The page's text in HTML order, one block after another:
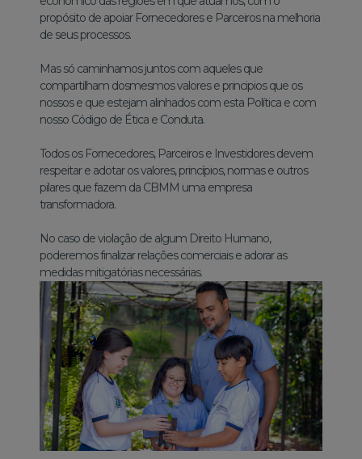
propósito de apoiar Fornecedores e Parceiros na melhoria
de seus processos.
Mas só caminhamos juntos com aqueles que
compartilham dosmesmos valores e principios que os
nossos e que estejam alinhados com esta Política e com
nosso Código de Ética e Conduta.
Todos os Fornecedores, Parceiros e Investidores devem
respeitar e adotar os valores, princípios, normas e outros
pilares que fazem da CBMM uma empresa
transformadora.
No caso de violação de algum Direito Humano,
poderemos finalizar relações comerciais e adorar as
medidas mitigatórias necessárias.